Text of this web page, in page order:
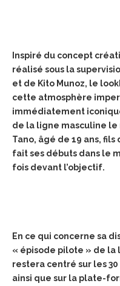
Inspiré du concept
réalisé sous la
et de Kito Munoz, le
cette atmosphère
immédiatement
de la ligne masculine
Tano, âgé de 19 ans, fils
fait ses débuts dans le
fois devant l’objectif.
En ce qui concerne sa
« épisode pilote » de
restera centré sur les 30
ainsi que sur la plate-